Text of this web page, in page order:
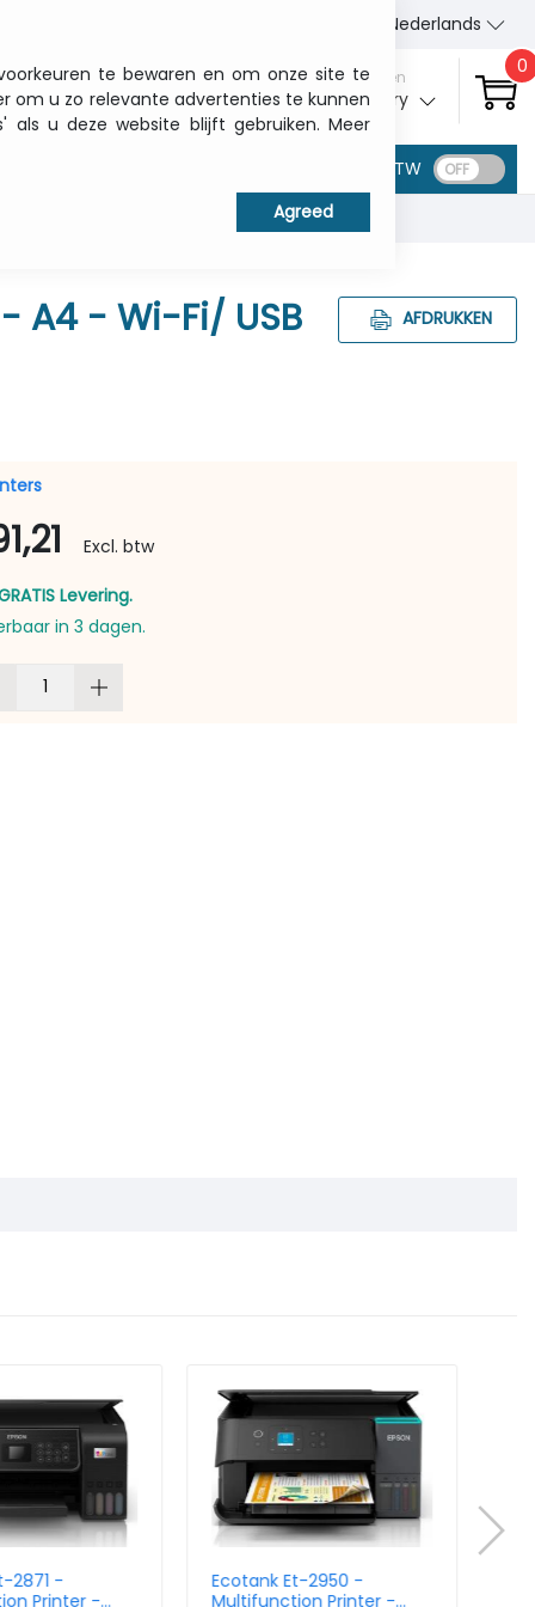
Nederlands
Aanmelden
My ITCurry
0
BTW
A4 - Wi-Fi/ USB AFDRUKKEN
Excl. btw
Levering.
in 3 dagen.
2871 -
Printer -
Ecotank Et-2950 -
Multifunction Printer -
te bewaren en om onze site te
om u zo relevante advertenties te kunnen
u deze website blijft gebruiken. Meer